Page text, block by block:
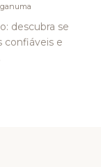
descubra se
confiáveis e